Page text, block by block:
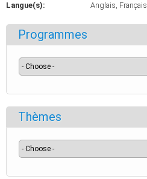
Langue(s):
Anglais Français
Programmes
Thèmes